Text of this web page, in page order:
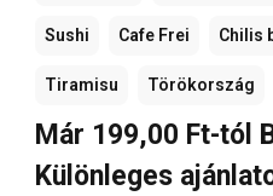
Sushi Cafe Frei Chilis
Tiramisu Törökország
Már 199,00 Ft-tól
Különleges